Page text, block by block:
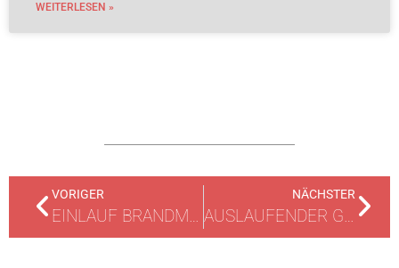
WEITERLESEN »
VORIGER
EINLAUF BRANDMELDEANLAGE
NÄCHSTER
AUSLAUFENDER GEFAHRSTOFF